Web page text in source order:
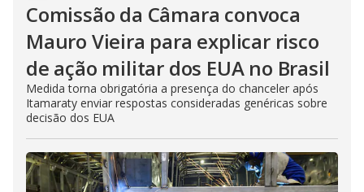
Comissão da Câmara convoca
Mauro Vieira para explicar risco
de ação militar dos EUA no Brasil
Medida torna obrigatória a presença do chanceler após
Itamaraty enviar respostas consideradas genéricas sobre
decisão dos EUA